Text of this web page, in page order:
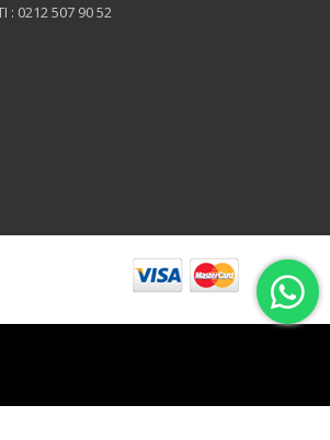
: 0212 507 90 52